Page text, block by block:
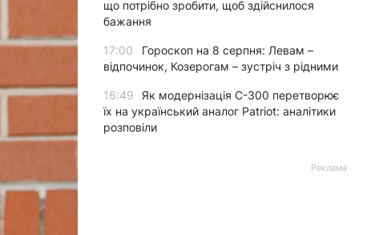
що потрібно зробити, щоб здійснилося
бажання
17:00
Гороскоп на 8 серпня: Левам –
відпочинок, Козерогам – зустріч з рідними
16:49
Як модернізація С-300 перетворює
їх на український аналог Patriot: аналітики
розповіли
Реклама